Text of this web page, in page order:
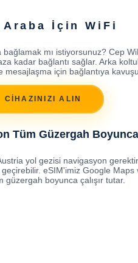
Araba İçin WiFi
bağlamak mı istiyorsunuz? Cep
kadar bağlantı sağlar. Arka
mesajlaşma için bağlantıya
CİHAZINIZI ALIN
Tüm Güzergah Boyunca
yol gezisi navigasyon
geçirebilir. eSIM'imiz Google Maps
güzergah boyunca çalışır tutar.